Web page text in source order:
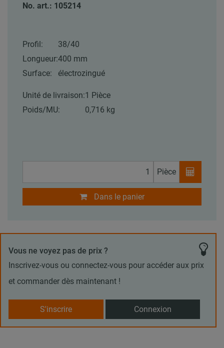
No. art.: 105214
Profil:
38/40
Longueur:400 mm
Surface:
électrozingué
Unité de livraison:1 Pièce
Poids/MU:
0,716 kg
Pièce
Dans le panier
Vous ne voyez pas de prix ?
Inscrivez-vous ou connectez-vous pour accéder aux prix
et commander dès maintenant !
S'inscrire Connexion